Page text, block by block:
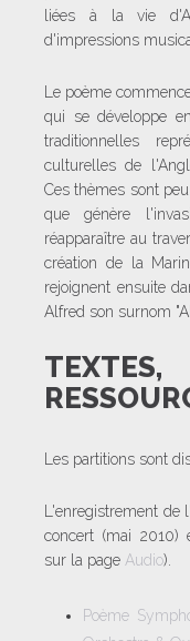
liées à la vie
d'impressions
Le poème
qui se développe
traditionnelles
culturelles de
Ces thèmes sont
que génère
réapparaître au
création de la
rejoignent ensuite
Alfred son surnom
Les partitions sont
L'enregistrement
concert (mai 2010)
sur la page Audio).
Poème